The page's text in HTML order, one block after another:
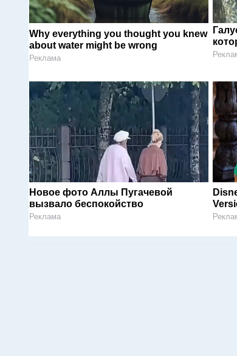
Why everything you thought you knew
about water might be wrong
Реклама
Новое фото Аллы Пугачевой
вызвало беспокойство
Реклама